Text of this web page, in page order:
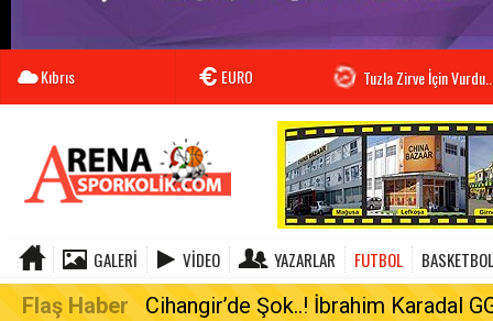
Kıbrıs EURO Tuzla Zirve İçin
GALERI VIDEO YAZARLAR FUTBOL BASKETBOL
Flaş Haber Cihangir’de Şok..! İbrahim Karadal